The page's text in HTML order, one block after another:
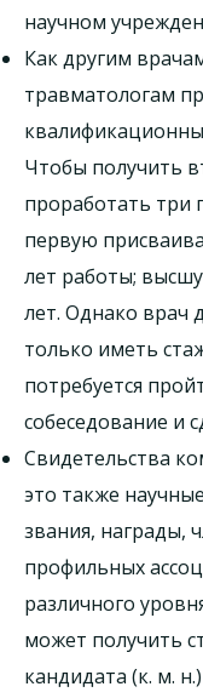
научном
Как другим
травматологам
Чтобы получить
проработать три
первую
лет работы;
лет. Однако врач
только иметь
потребуется
собеседование и
Свидетельства
это также
звания, награды,
профильных
различного
может получить
кандидата (к. м.